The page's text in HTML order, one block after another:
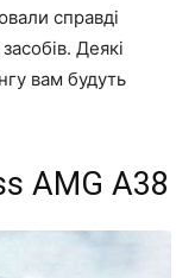
справді
Деякі
вам будуть
AMG A38